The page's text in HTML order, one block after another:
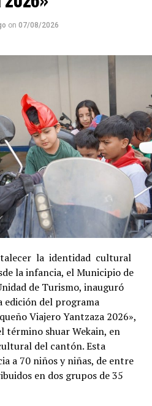
on 07/08/2026
la identidad cultural
la infancia, el Municipio de
de Turismo, inauguró
edición del programa
Viajero Yantzaza 2026»,
término shuar Wekain, en
del cantón. Esta
a 70 niños y niñas, de entre
en dos grupos de 35